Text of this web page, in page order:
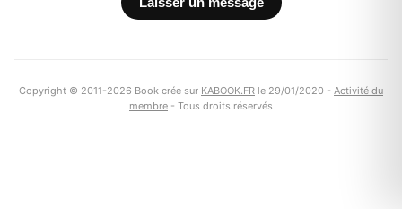
Copyright © 2011-2026 Book crée sur KABOOK.FR le 29/01/2020 - Activité du
membre - Tous droits réservés